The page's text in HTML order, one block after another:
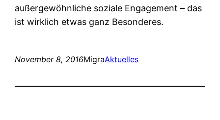
außergewöhnliche soziale Engagement – das
ist wirklich etwas ganz Besonderes.
November 8, 2016MigraAktuelles